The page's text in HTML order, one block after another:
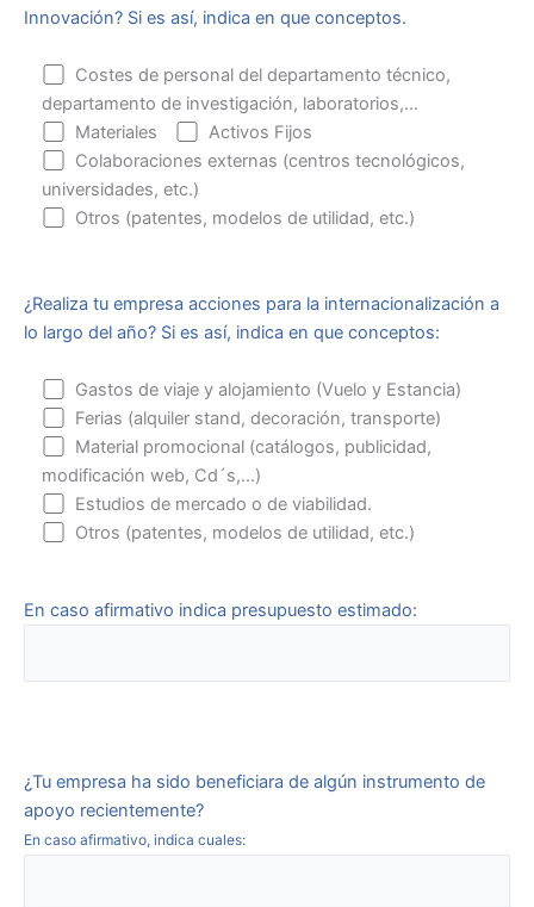
Innovación? Si es así, indica en que conceptos.
Costes de personal del departamento técnico,
departamento de investigación, laboratorios,...
Materiales
Activos Fijos
Colaboraciones externas (centros tecnológicos,
universidades, etc.)
Otros (patentes, modelos de utilidad, etc.)
¿Realiza tu empresa acciones para la internacionalización a
lo largo del año? Si es así, indica en que conceptos:
Gastos de viaje y alojamiento (Vuelo y Estancia)
Ferias (alquiler stand, decoración, transporte)
Material promocional (catálogos, publicidad,
modificación web, Cd´s,...)
Estudios de mercado o de viabilidad.
Otros (patentes, modelos de utilidad, etc.)
En caso afirmativo indica presupuesto estimado:
¿Tu empresa ha sido beneficiara de algún instrumento de
apoyo recientemente?
En caso afirmativo, indica cuales: